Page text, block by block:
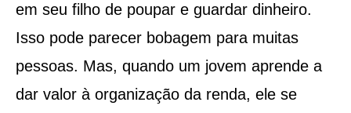
em seu filho de poupar e guardar dinheiro.
Isso pode parecer bobagem para muitas
pessoas. Mas, quando um jovem aprende a
dar valor à organização da renda, ele se